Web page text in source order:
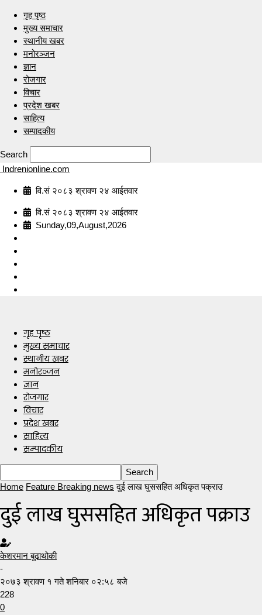
गृह पृष्ठ
मुख्य समाचार
स्थानीय खबर
मनोरञ्जन
ज्ञान
रोजगार
विचार
प्रदेश खबर
साहित्य
सम्पादकीय
Search
Indrenionline.com
वि.सं २०८३ श्रावण २४ आईतवार
वि.सं २०८३ श्रावण २४ आईतवार
Sunday,09,August,2026
गृह पृष्ठ
मुख्य समाचार
स्थानीय खबर
मनोरञ्जन
ज्ञान
रोजगार
विचार
प्रदेश खबर
साहित्य
सम्पादकीय
Home Feature Breaking news दुई लाख घुससहित अधिकृत पक्राउ
दुई लाख घुससहित अधिकृत पक्राउ
केशरमान बुढाथोकी
-
२०७३ श्रावण १ गते शनिबार ०२:५८ बजे
228
0